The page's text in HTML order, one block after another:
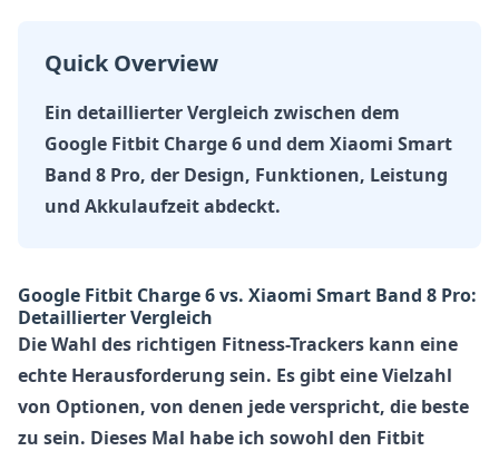
Quick Overview
Ein detaillierter Vergleich zwischen dem
Google Fitbit Charge 6 und dem Xiaomi Smart
Band 8 Pro, der Design, Funktionen, Leistung
und Akkulaufzeit abdeckt.
Google Fitbit Charge 6 vs. Xiaomi Smart Band 8 Pro:
Detaillierter Vergleich
Die Wahl des richtigen Fitness-Trackers kann eine
echte Herausforderung sein. Es gibt eine Vielzahl
von Optionen, von denen jede verspricht, die beste
zu sein. Dieses Mal habe ich sowohl den Fitbit